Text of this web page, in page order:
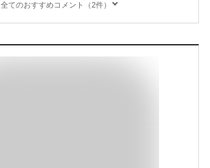
全てのおすすめコメント（2件）